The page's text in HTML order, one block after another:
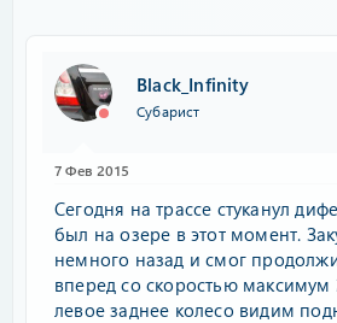
р
т
е
н
а
Black_Infinity
Субарист
7 Фев 2015
Сегодня на трассе стуканул
был на озере в этот момент.
немного назад и смог
вперед со скоростью
левое заднее колесо видим